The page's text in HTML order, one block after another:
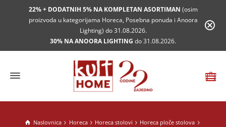
22% + DODATNIH 5% NA KOMPLETAN ASORTIMAN (osim
proizvoda u kategorijama Horeca, Posebna ponuda i Anoora
Lighting) do 31.08.2026.
30% NA ANOORA LIGHTING do 31.08.2026.
Naslovnica Horeca Horeca stolovi
Horeca ploče stolova